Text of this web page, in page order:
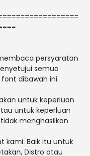
persyaratan
semua
dibawah ini:
untuk keperluan
untuk keperluan
menghasilkan
Baik itu untuk
Distro atau